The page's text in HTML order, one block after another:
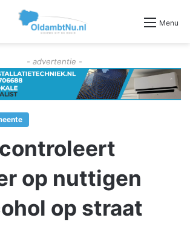
Menu
- advertentie -
op nuttigen
op straat